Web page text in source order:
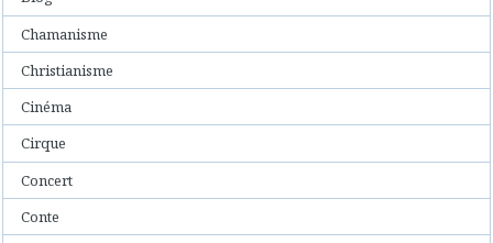
Chamanisme
Christianisme
Cinéma
Cirque
Concert
Conte